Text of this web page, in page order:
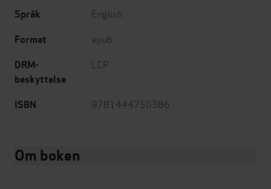
Språk English
Format epub
DRM-
beskyttelse
LCP
ISBN 9781444750386
Om boken